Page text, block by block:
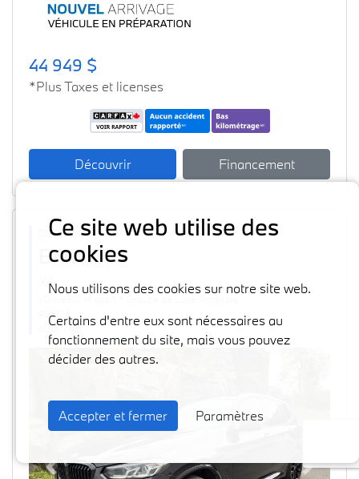
44 949 $
*Plus Taxes et licenses
Découvrir Financement
Disponible
BMW 2024
X3
#36126
60871 km
Previous Next
Ce site web utilise des
cookies
Nous utilisons des cookies sur notre site web.
Certains d'entre eux sont nécessaires au
fonctionnement du site, mais vous pouvez
décider des autres.
Accepter et fermer Paramètres